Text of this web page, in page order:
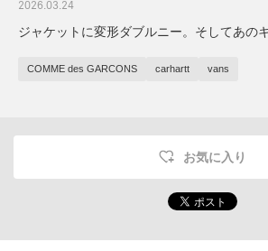
2026.03.24
ジャケットに変形ダブルニー。そしてあの
COMME des GARCONS carhartt vans
お気に入り